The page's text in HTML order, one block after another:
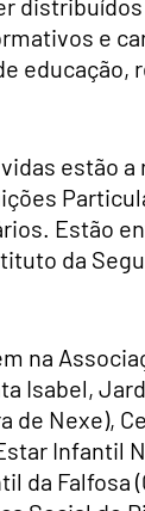
e
estão
Estão
da
na
Isabel,
de Nexe),
Infantil
da Falfosa